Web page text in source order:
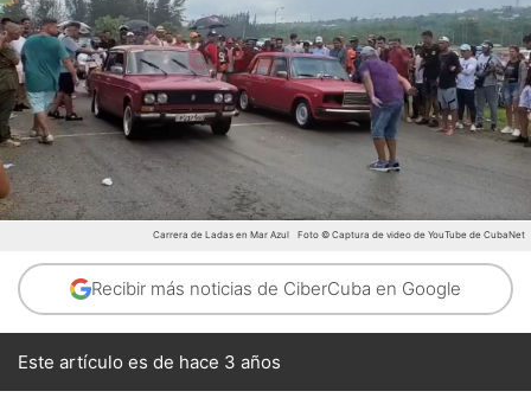
Carrera de Ladas en Mar Azul Foto © Captura de video de YouTube de CubaNet
Recibir más noticias de CiberCuba en Google
Este artículo es de hace 3 años